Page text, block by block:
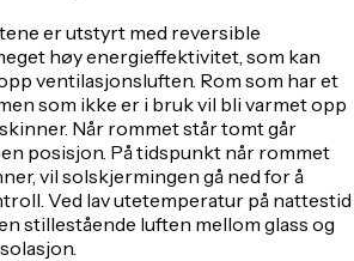
er utstyrt med reversible
høy energieffektivitet, som kan
ventilasjonsluften. Rom som har et
som ikke er i bruk vil bli varmet opp
Når rommet står tomt går
posisjon. På tidspunkt når rommet
vil solskjermingen gå ned for å
Ved lav utetemperatur på nattestid
stillestående luften mellom glass og